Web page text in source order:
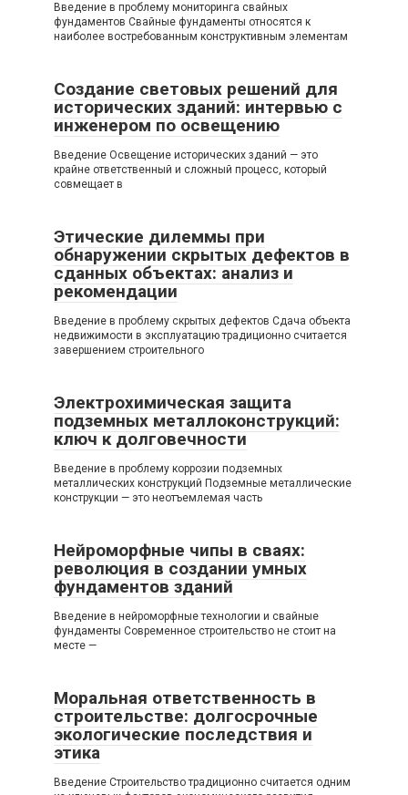
Введение в проблему мониторинга свайных
фундаментов Свайные фундаменты относятся к
наиболее востребованным конструктивным элементам
Создание световых решений для
исторических зданий: интервью с
инженером по освещению
Введение Освещение исторических зданий — это
крайне ответственный и сложный процесс, который
совмещает в
Этические дилеммы при
обнаружении скрытых дефектов в
сданных объектах: анализ и
рекомендации
Введение в проблему скрытых дефектов Сдача объекта
недвижимости в эксплуатацию традиционно считается
завершением строительного
Электрохимическая защита
подземных металлоконструкций:
ключ к долговечности
Введение в проблему коррозии подземных
металлических конструкций Подземные металлические
конструкции — это неотъемлемая часть
Нейроморфные чипы в сваях:
революция в создании умных
фундаментов зданий
Введение в нейроморфные технологии и свайные
фундаменты Современное строительство не стоит на
месте —
Моральная ответственность в
строительстве: долгосрочные
экологические последствия и
этика
Введение Строительство традиционно считается одним